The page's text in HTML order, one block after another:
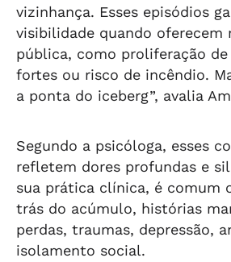
vizinhança. Esses episódios
visibilidade quando oferecem
pública, como proliferação
fortes ou risco de incêndio.
a ponta do iceberg”, avalia
Segundo a psicóloga, esses
refletem dores profundas e
sua prática clínica, é comum
trás do acúmulo, histórias
perdas, traumas, depressão,
isolamento social.